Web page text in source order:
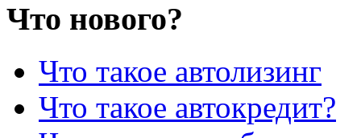
Что нового?
Что такое автолизинг
Что такое автокредит?